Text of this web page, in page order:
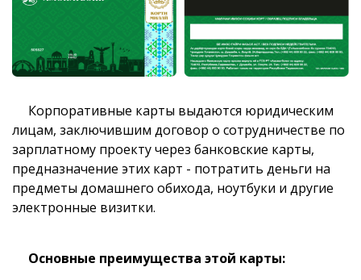
Корпоративные карты выдаются юридическим
лицам, заключившим договор о сотрудничестве по
зарплатному проекту через банковские карты,
предназначение этих карт - потратить деньги на
предметы домашнего обихода, ноутбуки и другие
электронные визитки.
Основные преимущества этой карты: